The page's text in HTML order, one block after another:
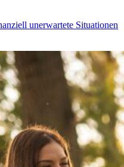
unerwartete Situationen